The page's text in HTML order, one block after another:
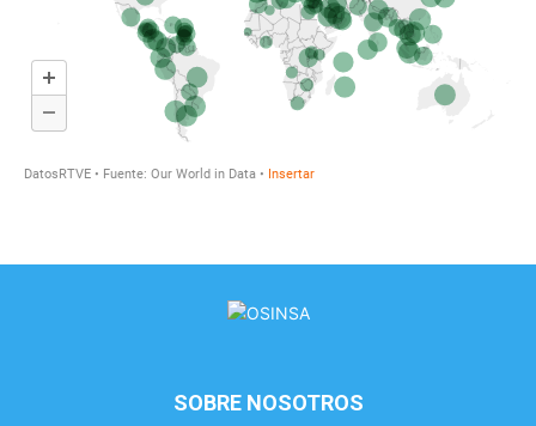
SOBRE NOSOTROS